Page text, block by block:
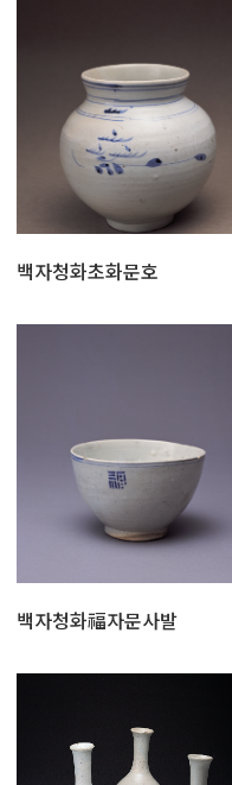
백자청화초화문호
백자청화福자문사발